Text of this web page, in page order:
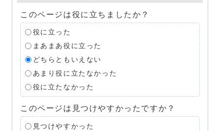
このページは役に立ちましたか？
役に立った
まあまあ役に立った
どちらともいえない
あまり役に立たなかった
役に立たなかった
このページは見つけやすかったですか？
見つけやすかった